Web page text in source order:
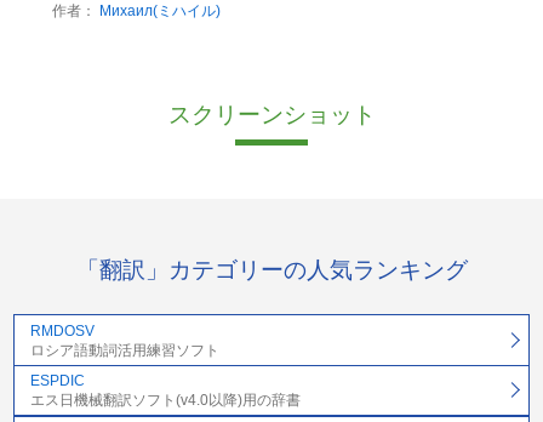
作者：
Михаил(ミハイル)
スクリーンショット
「翻訳」カテゴリーの人気ランキング
RMDOSV
ロシア語動詞活用練習ソフト
ESPDIC
エス日機械翻訳ソフト(v4.0以降)用の辞書